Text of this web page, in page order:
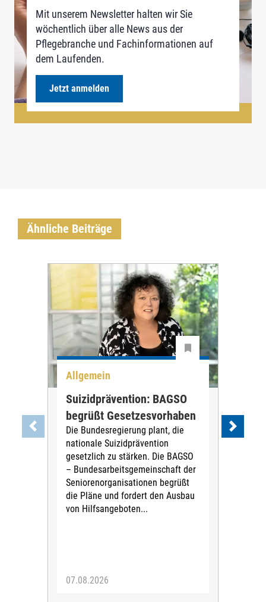
Mit unserem Newsletter halten wir Sie
wöchentlich über alle News aus der
Pflegebranche und Fachinformationen auf
dem Laufenden.
Jetzt anmelden
Ähnliche Beiträge
Allgemein
Suizidprävention: BAGSO
begrüßt Gesetzesvorhaben
Die Bundesregierung plant, die
nationale Suizidprävention
gesetzlich zu stärken. Die BAGSO
– Bundesarbeitsgemeinschaft der
Seniorenorganisationen begrüßt
die Pläne und fordert den Ausbau
von Hilfsangeboten...
07.08.2026